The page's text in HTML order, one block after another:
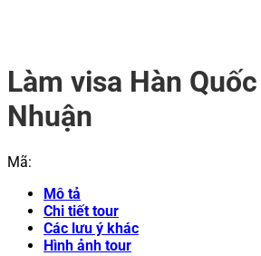
Làm visa Hàn
Nhuận
Mã:
Mô tả
Chi tiết tour
Các lưu ý khác
Hình ảnh tour